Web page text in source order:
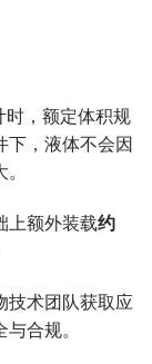
时，额定体积规
下，液体不会因
上额外装载约
技术团队获取应
合规。